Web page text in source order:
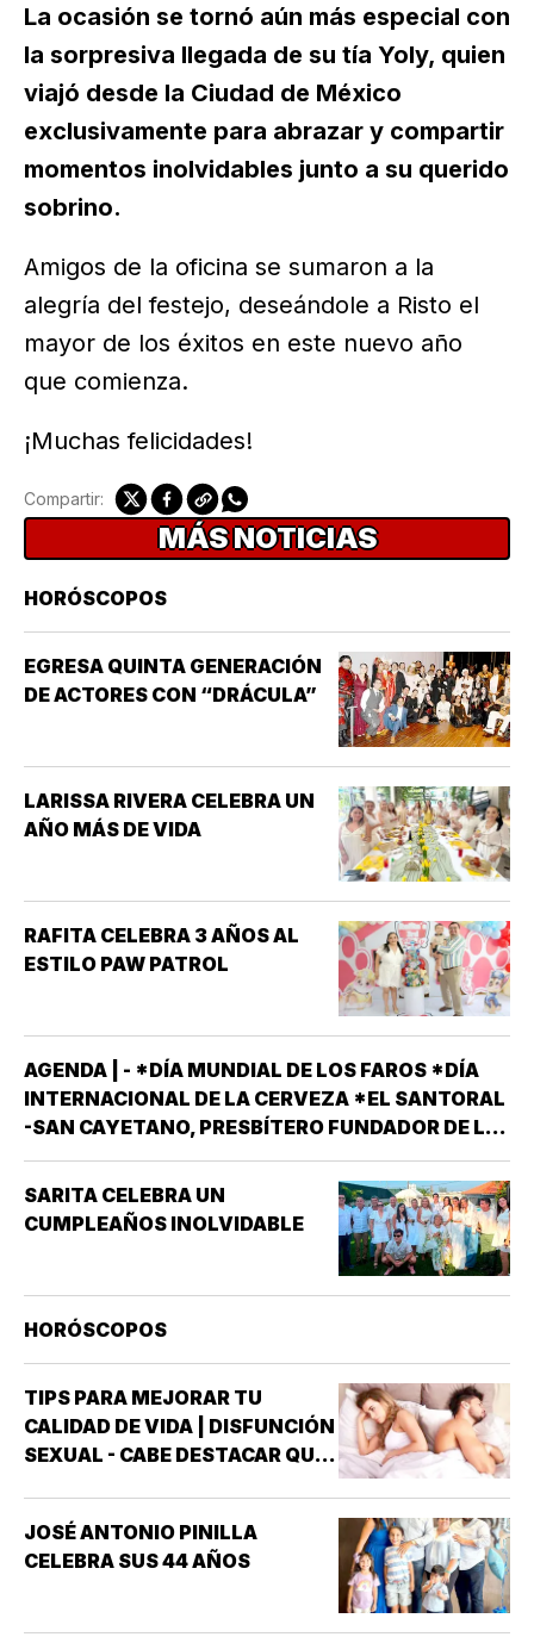
La ocasión se tornó aún más especial con
la sorpresiva llegada de su tía Yoly, quien
viajó desde la Ciudad de México
exclusivamente para abrazar y compartir
momentos inolvidables junto a su querido
sobrino.
Amigos de la oficina se sumaron a la
alegría del festejo, deseándole a Risto el
mayor de los éxitos en este nuevo año
que comienza.
¡Muchas felicidades!
Compartir:
MÁS NOTICIAS
HORÓSCOPOS
EGRESA QUINTA GENERACIÓN
DE ACTORES CON “DRÁCULA”
LARISSA RIVERA CELEBRA UN
AÑO MÁS DE VIDA
RAFITA CELEBRA 3 AÑOS AL
ESTILO PAW PATROL
AGENDA | - *DÍA MUNDIAL DE LOS FAROS *DÍA
INTERNACIONAL DE LA CERVEZA *EL SANTORAL
-SAN CAYETANO, PRESBÍTERO FUNDADOR DE LA
ORDEN DE LOS TEATINOS. SANTOS Y MÁRTIRES
SIXTO II PAPA MÁRTIR Y SUS DISCÍPULOS
FELICÍSIMO Y AGAPITO. SAN MIGUEL DE LA
SARITA CELEBRA UN
CUMPLEAÑOS INOLVIDABLE
HORÓSCOPOS
TIPS PARA MEJORAR TU
CALIDAD DE VIDA | DISFUNCIÓN
SEXUAL - CABE DESTACAR QUE
INTERÉS HA GENERADO PARA
LA INVESTIGACIÓN DE NUEVOS
JOSÉ ANTONIO PINILLA
CELEBRA SUS 44 AÑOS